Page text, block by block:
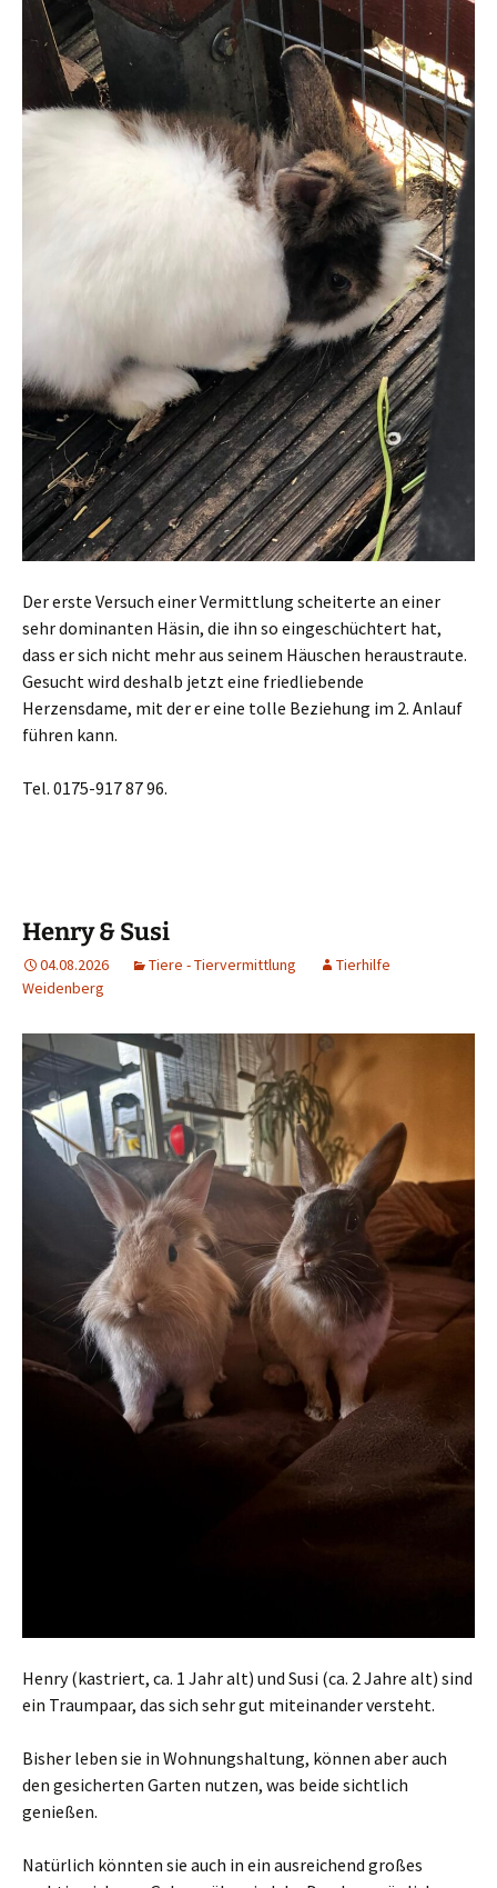
Der erste Versuch einer Vermittlung scheiterte an einer
sehr dominanten Häsin, die ihn so eingeschüchtert hat,
dass er sich nicht mehr aus seinem Häuschen heraustraute.
Gesucht wird deshalb jetzt eine friedliebende
Herzensdame, mit der er eine tolle Beziehung im 2. Anlauf
führen kann.
Tel. 0175-917 87 96.
Henry & Susi
04.08.2026 Tiere - Tiervermittlung
Tierhilfe
Weidenberg
Henry (kastriert, ca. 1 Jahr alt) und Susi (ca. 2 Jahre alt) sind
ein Traumpaar, das sich sehr gut miteinander versteht.
Bisher leben sie in Wohnungshaltung, können aber auch
den gesicherten Garten nutzen, was beide sichtlich
genießen.
Natürlich könnten sie auch in ein ausreichend großes